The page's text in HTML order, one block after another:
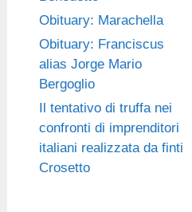
Obituary: Marachella
Obituary: Franciscus
alias Jorge Mario
Bergoglio
Il tentativo di truffa nei
confronti di imprenditori
italiani realizzata da finti
Crosetto